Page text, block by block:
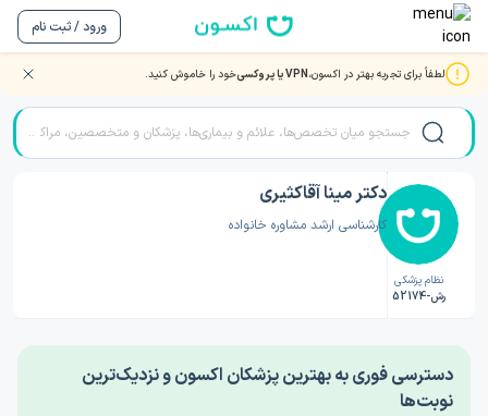
ورود / ثبت نام
لطفاً برای تجربه بهتر در اکسون،VPN یا پروکسی خود را خاموش کنید. صفحه اصلی/دکتر روانشناسی/دکتر مینا آقاکثیری
نظام پزشکی
رش-52174
دکتر مینا آقاکثیری
کارشناسی ارشد مشاوره خانواده
‎دسترسی فوری به بهترین پزشکان اکسون و نزدیک‌ترین
نوبت‌ها